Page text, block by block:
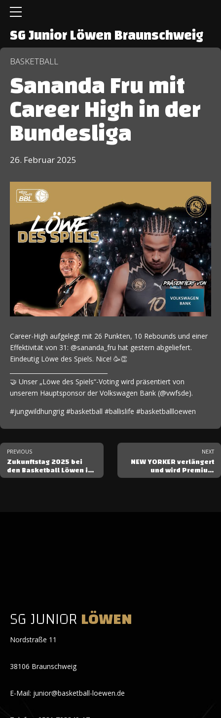
SG Junior Löwen Braunschweig
BASKETBALL
Sananda Fru mit
Career High in der
Bundesliga
26. Februar 2025
Career-High aufgelegt mit 26 Punkten, 10 Rebounds und einer
Effektivität von 31: @sananda_fru hat gestern abgeliefert.
Eindeutig Löwe des Spiels. Nice! 🥳👏
🤝 Unser „Löwe des Spiels“-Voting wird präsentiert von
unserem Hauptsponsor der Volkswagen Bank (@vwfsde).
#jungwildhungrig #basketball #ballislife #basketballloewen
PREVIOUS
Zukunftstag 2025 bei
den Basketball Löwen ist
ausgebucht
NEXT
NEW YORKER verlängert
und wird Premium
Partner
SG JUNIORLÖWEN
Nordstraße 11
38106 Braunschweig
E-Mail: junior@basketball-loewen.de